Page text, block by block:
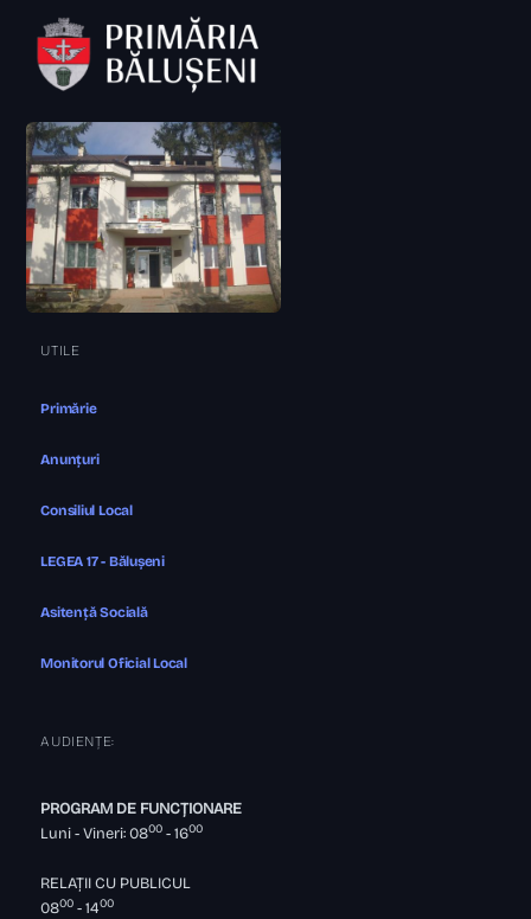
UTILE
Primărie
Anunțuri
Consiliul Local
LEGEA 17 - Bălușeni
Asitență Socială
Monitorul Oficial Local
AUDIENȚE:
PROGRAM DE FUNCȚIONARE
Luni - Vineri: 0800 - 1600
RELAȚII CU PUBLICUL
0800 - 1400